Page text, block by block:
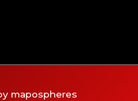
mapospheres